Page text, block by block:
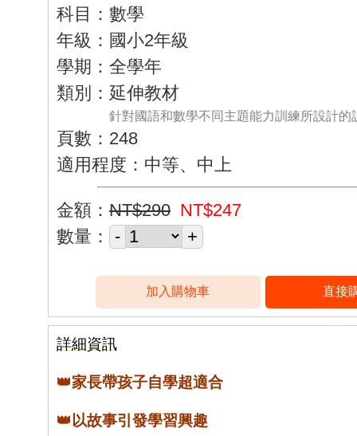
科目：數學
年級：國小2年級
學期：全學年
類別：延伸教材
針對國語和數學不同主題能力訓練所設計的
頁數：248
適用程度：中等、中上
金額： NT$290 NT$247
數量：
詳細資訊
👑家長帶孩子自學超適合
👑 以故事引發學習興趣